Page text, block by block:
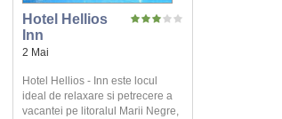
Hotel Hellios
Inn
2 Mai
Hotel Hellios - Inn este locul
ideal de relaxare si petrecere a
vacantei pe litoralul Marii Negre,